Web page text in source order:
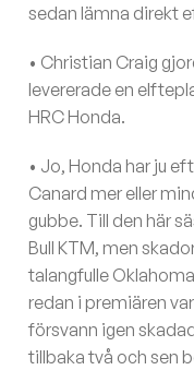
sedan lämna direkt
• Christian Craig
levererade en
HRC Honda.
• Jo, Honda har ju
Canard mer eller
gubbe. Till den här
Bull KTM, men
talangfulle
redan i premiären
försvann igen
tillbaka två och sen